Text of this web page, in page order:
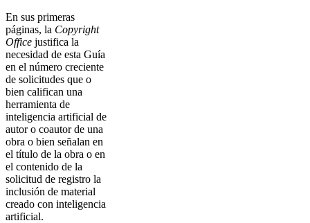
En sus primeras
páginas, la Copyright
Office justifica la
necesidad de esta Guía
en el número creciente
de solicitudes que o
bien califican una
herramienta de
inteligencia artificial de
autor o coautor de una
obra o bien señalan en
el título de la obra o en
el contenido de la
solicitud de registro la
inclusión de material
creado con inteligencia
artificial.